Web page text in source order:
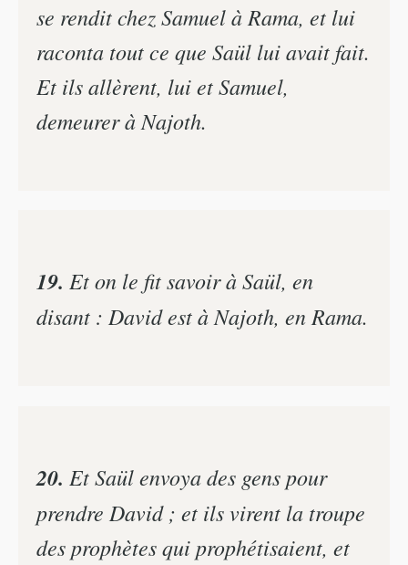
se rendit chez Samuel à Rama, et lui
raconta tout ce que Saül lui avait fait.
Et ils allèrent, lui et Samuel,
demeurer à Najoth.
19. Et on le fit savoir à Saül, en
disant : David est à Najoth, en Rama.
20. Et Saül envoya des gens pour
prendre David ; et ils virent la troupe
des prophètes qui prophétisaient, et